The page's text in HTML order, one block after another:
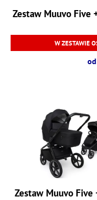
Zestaw Muuvo Five
W ZESTAWIE
Zestaw Muuvo Five